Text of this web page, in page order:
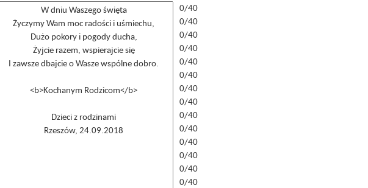
0/40
0/40
0/40
0/40
0/40
0/40
0/40
0/40
0/40
0/40
0/40
0/40
0/40
0/40